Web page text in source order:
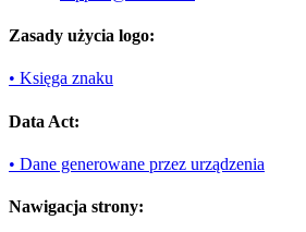
Zasady użycia logo:
• Księga znaku
Data Act:
• Dane generowane przez urządzenia
Nawigacja strony: